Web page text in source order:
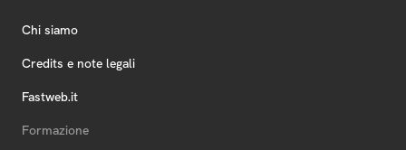
Chi siamo
Credits e note legali
Fastweb.it
Formazione